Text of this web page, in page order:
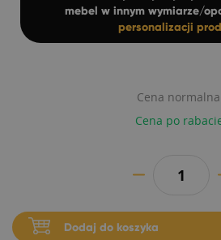
mebel w innym wymiarze/
personalizacji
Cena
Cena po
Dodaj do koszyka